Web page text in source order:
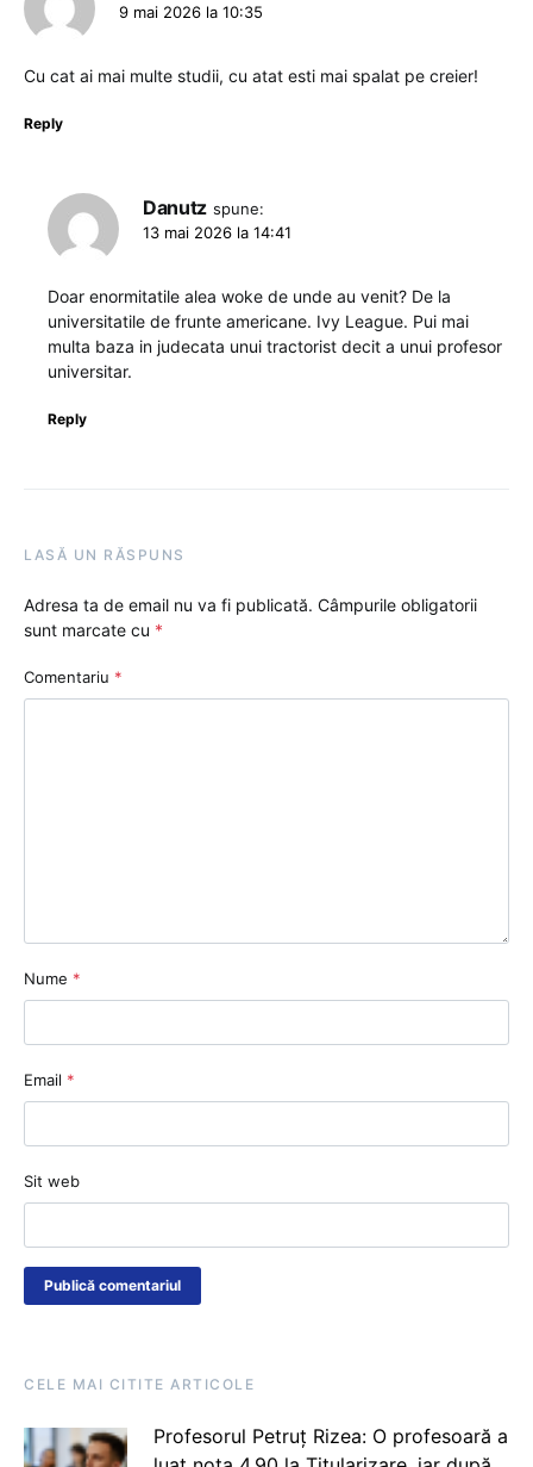
9 mai 2026 la 10:35
Cu cat ai mai multe studii, cu atat esti mai spalat pe creier!
Reply
Danutz spune:
13 mai 2026 la 14:41
Doar enormitatile alea woke de unde au venit? De la
universitatile de frunte americane. Ivy League. Pui mai
multa baza in judecata unui tractorist decit a unui profesor
universitar.
Reply
LASĂ UN RĂSPUNS
Adresa ta de email nu va fi publicată. Câmpurile obligatorii
sunt marcate cu *
Comentariu *
Nume *
Email *
Sit web
CELE MAI CITITE ARTICOLE
Profesorul Petruț Rizea: O profesoară a